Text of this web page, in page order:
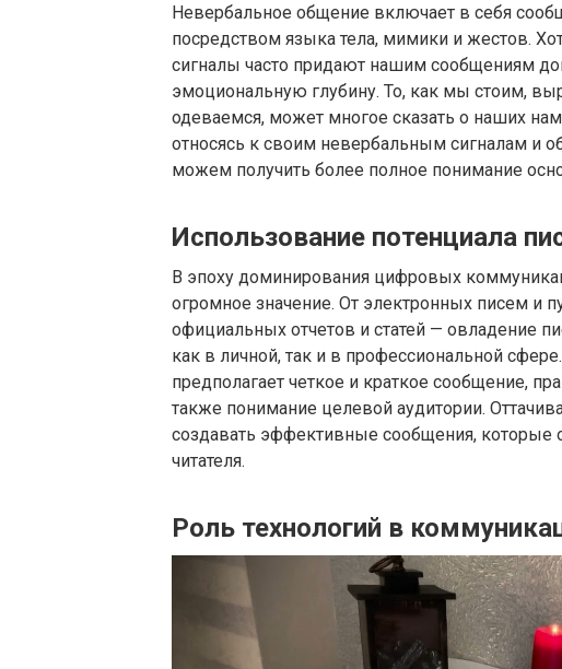
Невербальное общение включает в себя
посредством языка тела, мимики и жестов.
сигналы часто придают нашим сообщениям
эмоциональную глубину. То, как мы стоим,
одеваемся, может многое сказать о наших
относясь к своим невербальным сигналам и
можем получить более полное понимание
Использование потенциала
В эпоху доминирования цифровых
огромное значение. От электронных писем и
официальных отчетов и статей —
как в личной, так и в профессиональной
предполагает четкое и краткое сообщение,
также понимание целевой аудитории.
создавать эффективные сообщения, которые
читателя.
Роль технологий в